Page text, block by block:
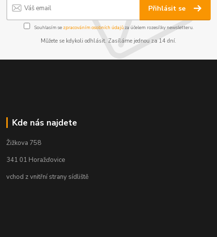
Přihlásit se
Souhlasím se zpracováním osobních údajůza účelem rozesílky newsletteru.
Můžete se kdykoli odhlásit. Zasíláme jednou za 14 dní.
Kde nás najdete
Žižkova 758
341 01 Horažďovice
vchod z vnitřní strany sídliště